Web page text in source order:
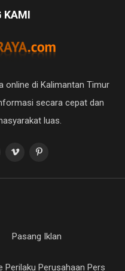
KAMI
online di Kalimantan Timur
secara cepat dan
luas.
Pasang Iklan
Perilaku Perusahaan Pers